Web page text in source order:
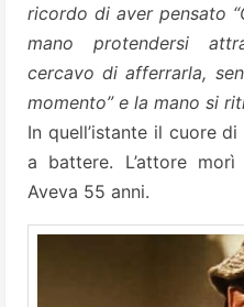
ricordo di aver pensato
mano protendersi
cercavo di afferrarla,
momento” e la mano si
In quell’istante il cuore
a battere. L’attore
Aveva 55 anni.